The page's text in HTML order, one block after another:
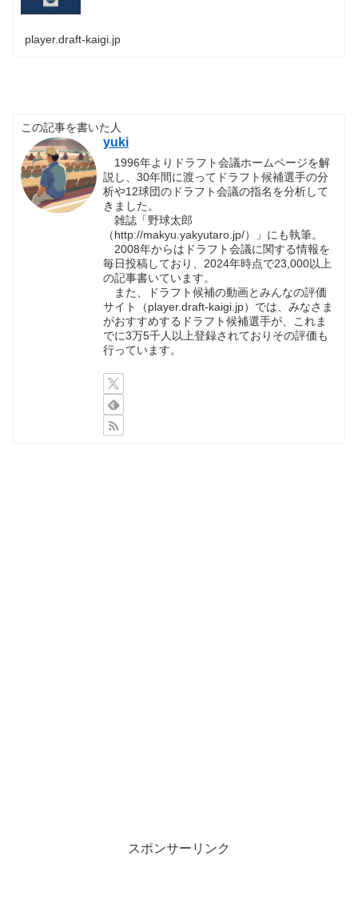
player.draft-kaigi.jp
この記事を書いた人
yuki
1996年よりドラフト会議ホームページを解
説し、30年間に渡ってドラフト候補選手の分
析や12球団のドラフト会議の指名を分析して
きました。
雑誌「野球太郎
（http://makyu.yakyutaro.jp/）」にも執筆。
2008年からはドラフト会議に関する情報を
毎日投稿しており、2024年時点で23,000以上
の記事書いています。
また、ドラフト候補の動画とみんなの評価
サイト（player.draft-kaigi.jp）では、みなさま
がおすすめするドラフト候補選手が、これま
でに3万5千人以上登録されておりその評価も
行っています。
スポンサーリンク